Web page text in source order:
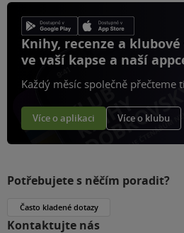
Knihy, recenze a
ve vaší kapse a naší
Každý měsíc společně přečteme
Více o aplikaci Více o klubu
Potřebujete s něčím poradit?
Často kladené dotazy
Kontaktujte nás